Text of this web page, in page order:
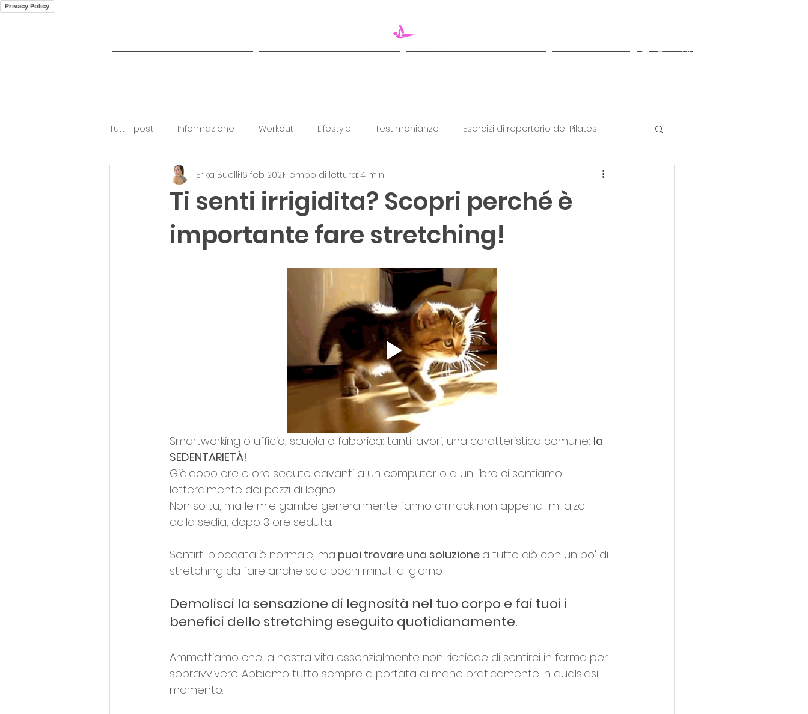
Privacy Policy
Accedi
Tutti i post Informazione Workout Lifestyle Testimonianze Esercizi di repertorio del Pilates
Ti senti irrigidita? Scopri perché è
importante fare stretching!
Erika Buelli16 feb 2021Tempo di lettura: 4 min
Smartworking o ufficio, scuola o fabbrica: tanti lavori, una caratteristica comune: la
SEDENTARIETÀ!
Già...dopo ore e ore sedute davanti a un computer o a un libro ci sentiamo
letteralmente dei pezzi di legno!
Non so tu, ma le mie gambe generalmente fanno crrrrack non appena  mi alzo
dalla sedia, dopo 3 ore seduta.
Sentirti bloccata è normale, ma puoi trovare una soluzione a tutto ciò con un po' di
stretching da fare anche solo pochi minuti al giorno!
Demolisci la sensazione di legnosità nel tuo corpo e fai tuoi i
benefici dello stretching eseguito quotidianamente.
Ammettiamo che la nostra vita essenzialmente non richiede di sentirci in forma per
sopravvivere. Abbiamo tutto sempre a portata di mano praticamente in qualsiasi
momento.